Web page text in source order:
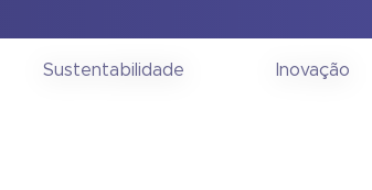
Sustentabilidade Inovação
Gerenciais